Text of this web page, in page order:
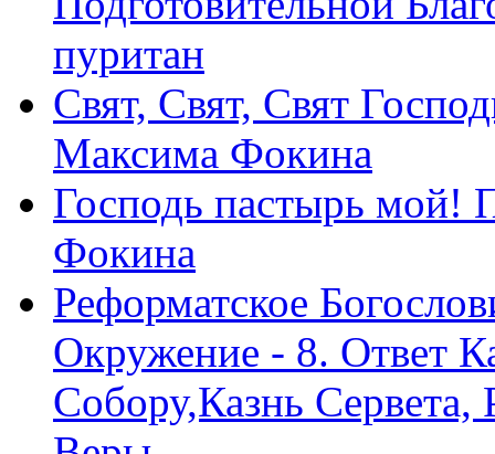
пуритан
Свят, Свят, Свят
Максима Фокина
Господь пастырь мой!
Фокина
Реформатское
Окружение - 8. Ответ
Собору,Казнь Сервета,